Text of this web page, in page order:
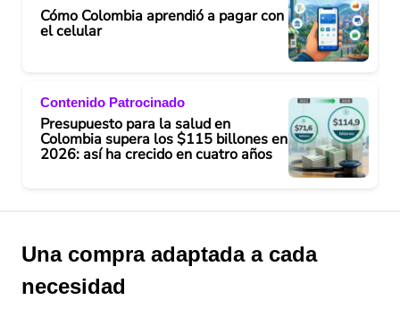
Cómo Colombia aprendió a pagar con
el celular
Contenido Patrocinado
Presupuesto para la salud en
Colombia supera los $115 billones en
2026: así ha crecido en cuatro años
Una compra adaptada a cada
necesidad